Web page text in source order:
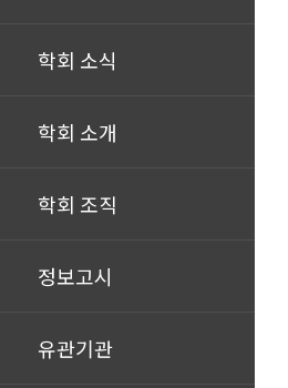
학회 소식
학회 소개
학회 조직
정보고시
유관기관